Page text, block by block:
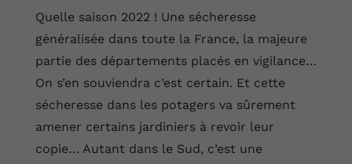
Quelle saison 2022 ! Une sécheresse
généralisée dans toute la France, la majeure
partie des départements placés en vigilance…
On s’en souviendra c’est certain. Et cette
sécheresse dans les potagers va sûrement
amener certains jardiniers à revoir leur
copie… Autant dans le Sud, c’est une